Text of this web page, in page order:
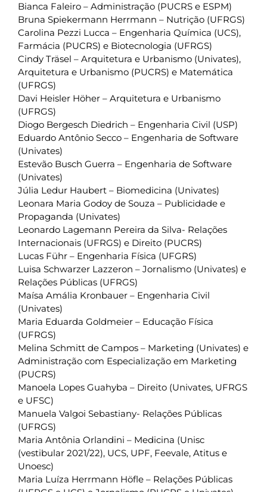
Bianca Faleiro – Administração (PUCRS e ESPM)
Bruna Spiekermann Herrmann – Nutrição (UFRGS)
Carolina Pezzi Lucca – Engenharia Química (UCS),
Farmácia (PUCRS) e Biotecnologia (UFRGS)
Cindy Träsel – Arquitetura e Urbanismo (Univates),
Arquitetura e Urbanismo (PUCRS) e Matemática
(UFRGS)
Davi Heisler Höher – Arquitetura e Urbanismo
(UFRGS)
Diogo Bergesch Diedrich – Engenharia Civil (USP)
Eduardo Antônio Secco – Engenharia de Software
(Univates)
Estevão Busch Guerra – Engenharia de Software
(Univates)
Júlia Ledur Haubert – Biomedicina (Univates)
Leonara Maria Godoy de Souza – Publicidade e
Propaganda (Univates)
Leonardo Lagemann Pereira da Silva- Relações
Internacionais (UFRGS) e Direito (PUCRS)
Lucas Führ – Engenharia Física (UFGRS)
Luisa Schwarzer Lazzeron – Jornalismo (Univates) e
Relações Públicas (UFRGS)
Maísa Amália Kronbauer – Engenharia Civil
(Univates)
Maria Eduarda Goldmeier – Educação Física
(UFRGS)
Melina Schmitt de Campos – Marketing (Univates) e
Administração com Especialização em Marketing
(PUCRS)
Manoela Lopes Guahyba – Direito (Univates, UFRGS
e UFSC)
Manuela Valgoi Sebastiany- Relações Públicas
(UFRGS)
Maria Antônia Orlandini – Medicina (Unisc
(vestibular 2021/22), UCS, UPF, Feevale, Atitus e
Unoesc)
Maria Luíza Herrmann Höfle – Relações Públicas